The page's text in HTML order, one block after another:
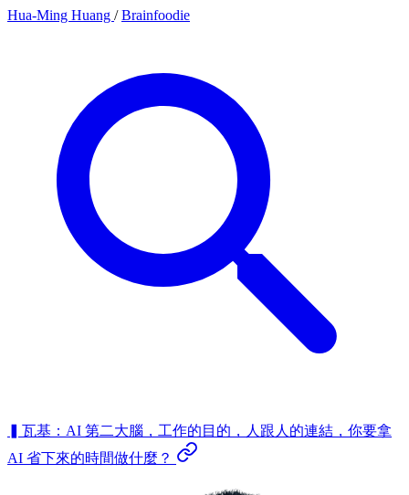
Hua-Ming Huang / Brainfoodie
▍瓦基：AI 第二大腦，工作的目的，人跟人的連結，你要拿
AI 省下來的時間做什麼？